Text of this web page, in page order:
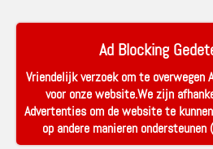
Ad Blocking
Vriendelijk verzoek om te
voor onze website.We zijn
Advertenties om de website te
op andere manieren ondersteunen